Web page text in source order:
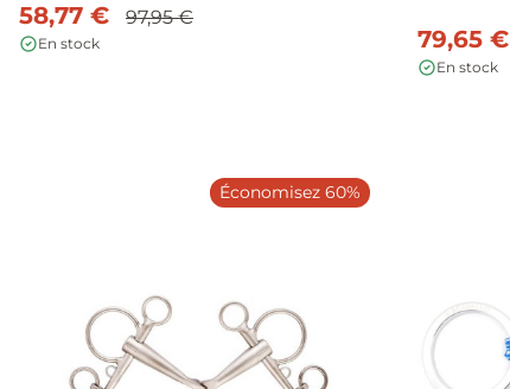
58,77 € 97,95 €
En stock 79,65 €
En stock
Économisez 60%